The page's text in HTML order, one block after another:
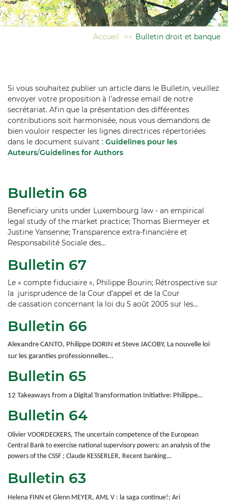
Accueil >> Bulletin droit et banque
Si vous souhaitez publier un article dans le Bulletin, veuillez
envoyer votre proposition à l'adresse email de notre
secrétariat. Afin que la présentation des différentes
contributions soit harmonisée, nous vous demandons de
bien vouloir respecter les lignes directrices répertoriées
dans le document suivant : Guidelines pour les
Auteurs/Guidelines for Authors
Bulletin 68
Beneficiary units under Luxembourg law - an empirical
legal study of the market practice; Thomas Biermeyer et
Justine Yansenne; Transparence extra-financière et
Responsabilité Sociale des…
Bulletin 67
Le « compte fiduciaire », Philippe Bourin; Rétrospective sur
la jurisprudence de la Cour d’appel et de la Cour
de cassation concernant la loi du 5 août 2005 sur les…
Bulletin 66
Alexandre CANTO, Philippe DORIN et Steve JACOBY, La nouvelle loi
sur les garanties professionnelles…
Bulletin 65
12 Takeaways from a Digital Transformation Initiative: Philippe…
Bulletin 64
Olivier VOORDECKERS, The uncertain competence of the European
Central Bank to exercise national supervisory powers: an analysis of the
powers of the CSSF ; Claude KESSERLER, Recent banking…
Bulletin 63
Helena FINN et Glenn MEYER, AML V : la saga continue!; Ari